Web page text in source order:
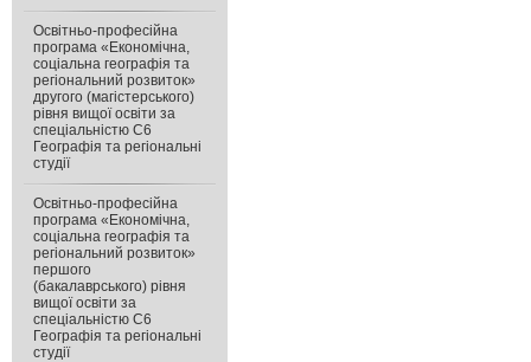
Освітньо-професійна
програма «Економічна,
соціальна географія та
регіональний розвиток»
другого (магістерського)
рівня вищої освіти за
спеціальністю C6
Географія та регіональні
студії
Освітньо-професійна
програма «Економічна,
соціальна географія та
регіональний розвиток»
першого
(бакалаврського) рівня
вищої освіти за
спеціальністю С6
Географія та регіональні
студії